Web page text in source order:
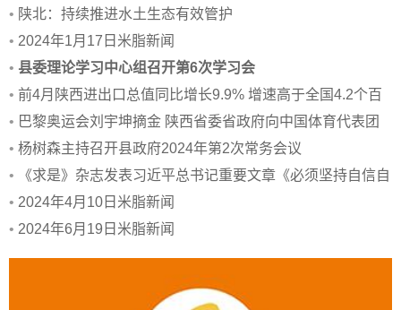
• 陕北：持续推进水土生态有效管护
• 2024年1月17日米脂新闻
• 县委理论学习中心组召开第6次学习会
• 前4月陕西进出口总值同比增长9.9% 增速高于全国4.2个百
分点
• 巴黎奥运会刘宇坤摘金 陕西省委省政府向中国体育代表团
致贺电
• 杨树森主持召开县政府2024年第2次常务会议
•
《求是》杂志发表习近平总书记重要文章《必须坚持自信自
立》
• 2024年4月10日米脂新闻
• 2024年6月19日米脂新闻